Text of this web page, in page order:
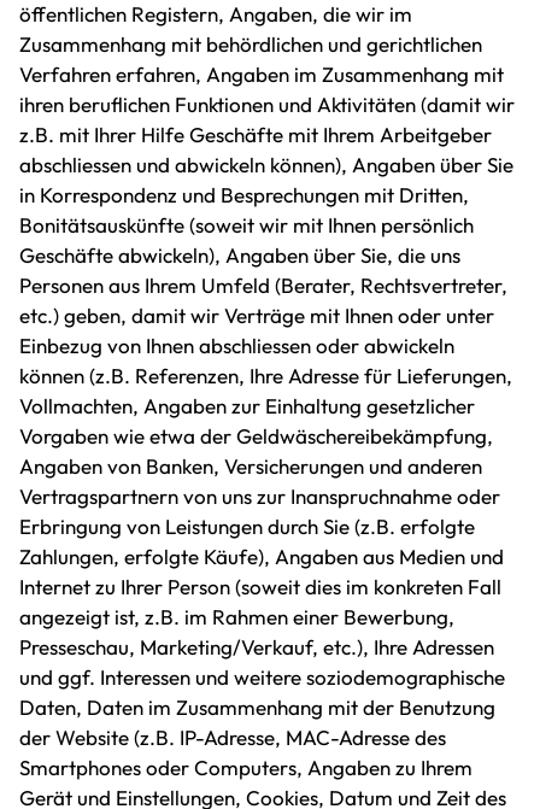
öffentlichen Registern, Angaben, die wir im
Zusammenhang mit behördlichen und gerichtlichen
Verfahren erfahren, Angaben im Zusammenhang mit
ihren beruflichen Funktionen und Aktivitäten (damit wir
z.B. mit Ihrer Hilfe Geschäfte mit Ihrem Arbeitgeber
abschliessen und abwickeln können), Angaben über Sie
in Korrespondenz und Besprechungen mit Dritten,
Bonitätsauskünfte (soweit wir mit Ihnen persönlich
Geschäfte abwickeln), Angaben über Sie, die uns
Personen aus Ihrem Umfeld (Berater, Rechtsvertreter,
etc.) geben, damit wir Verträge mit Ihnen oder unter
Einbezug von Ihnen abschliessen oder abwickeln
können (z.B. Referenzen, Ihre Adresse für Lieferungen,
Vollmachten, Angaben zur Einhaltung gesetzlicher
Vorgaben wie etwa der Geldwäschereibekämpfung,
Angaben von Banken, Versicherungen und anderen
Vertragspartnern von uns zur Inanspruchnahme oder
Erbringung von Leistungen durch Sie (z.B. erfolgte
Zahlungen, erfolgte Käufe), Angaben aus Medien und
Internet zu Ihrer Person (soweit dies im konkreten Fall
angezeigt ist, z.B. im Rahmen einer Bewerbung,
Presseschau, Marketing/Verkauf, etc.), Ihre Adressen
und ggf. Interessen und weitere soziodemographische
Daten, Daten im Zusammenhang mit der Benutzung
der Website (z.B. IP-Adresse, MAC-Adresse des
Smartphones oder Computers, Angaben zu Ihrem
Gerät und Einstellungen, Cookies, Datum und Zeit des